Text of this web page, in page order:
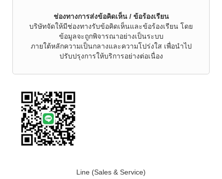
ช่องทางการส่งข้อคิดเห็น / ข้อร้องเรียน
บริษัทจัดให้มีช่องทางรับข้อคิดเห็นและข้อร้องเรียน โดย
ข้อมูลจะถูกพิจารณาอย่างเป็นระบบ
ภายใต้หลักความเป็นกลางและความโปร่งใส เพื่อนำไป
ปรับปรุงการให้บริการอย่างต่อเนื่อง
Line (Sales & Service)